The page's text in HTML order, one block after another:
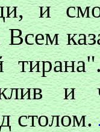
и
и
столом.